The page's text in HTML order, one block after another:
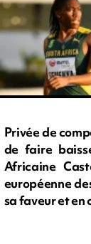
Privée de
de faire
Africaine
européenne
sa faveur et en